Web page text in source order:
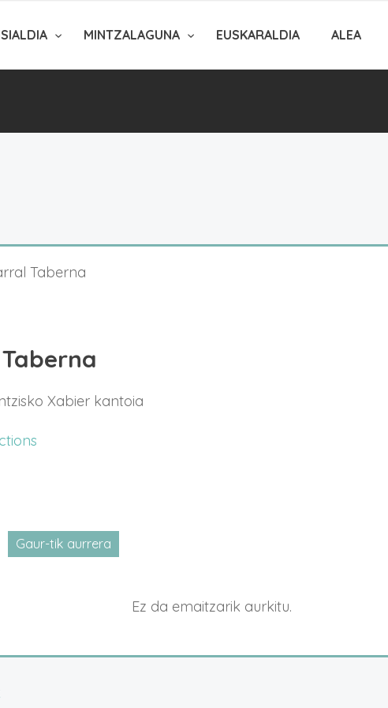
MINTZALAGUNA EUSKARALDIA ALEA
Ez da emaitzarik aurkitu.
Taberna
Xabier kantoia
Gaur-tik aurrera